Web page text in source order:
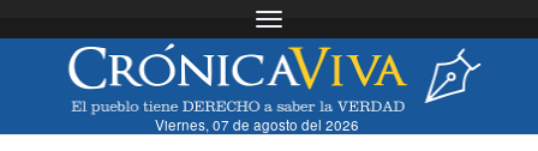
Toggle navigation
Viernes, 07 de agosto del 2026